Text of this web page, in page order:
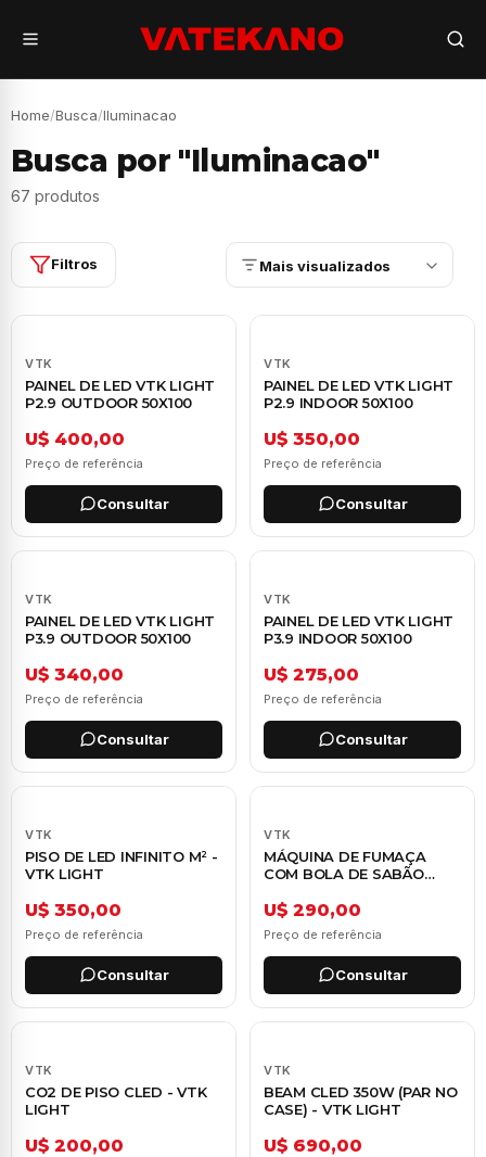
Home/Busca/Iluminacao
Busca por "Iluminacao"
67 produtos
Filtros Mais visualizados
VTK
PAINEL DE LED VTK LIGHT
P2.9 OUTDOOR 50X100
U$ 400,00
Preço de referência
Consultar
VTK
PAINEL DE LED VTK LIGHT
P2.9 INDOOR 50X100
U$ 350,00
Preço de referência
Consultar
VTK
PAINEL DE LED VTK LIGHT
P3.9 OUTDOOR 50X100
U$ 340,00
Preço de referência
Consultar
VTK
PAINEL DE LED VTK LIGHT
P3.9 INDOOR 50X100
U$ 275,00
Preço de referência
Consultar
VTK
PISO DE LED INFINITO M² -
VTK LIGHT
U$ 350,00
Preço de referência
Consultar
VTK
MÁQUINA DE FUMAÇA
COM BOLA DE SABÃO
U$ 290,00
Preço de referência
Consultar
VTK
CO2 DE PISO CLED - VTK
LIGHT
U$ 200,00
VTK
BEAM CLED 350W (PAR NO
CASE) - VTK LIGHT
U$ 690,00